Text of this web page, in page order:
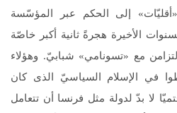
إلى الحكم عبر المؤسّسة
الأخيرة هجرةً ثانية أكبر خاصّة
مع «تسونامي» شبابيّ. وهؤلاء
في الإسلام السياسيّ الذى كان
لا بدّ لدولة مثل فرنسا أن تتعامل